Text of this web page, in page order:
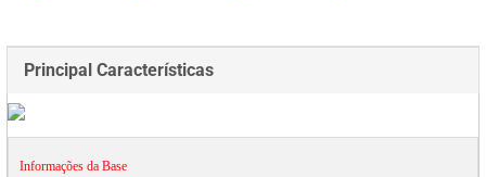
Principal Características
Informações da Base